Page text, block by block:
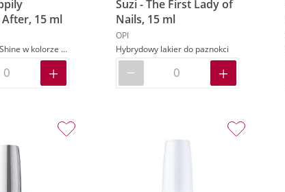
15 ml
Lakier Infinite Shine w kolorze ciemnozielonym kremowym
Suzi - The First Lady of
Nails, 15 ml
OPI
Hybrydowy lakier do paznokci